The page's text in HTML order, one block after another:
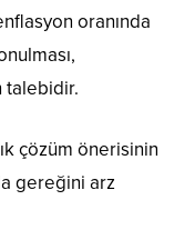
oranında
talebidir.
çözüm önerisinin
gereğini arz